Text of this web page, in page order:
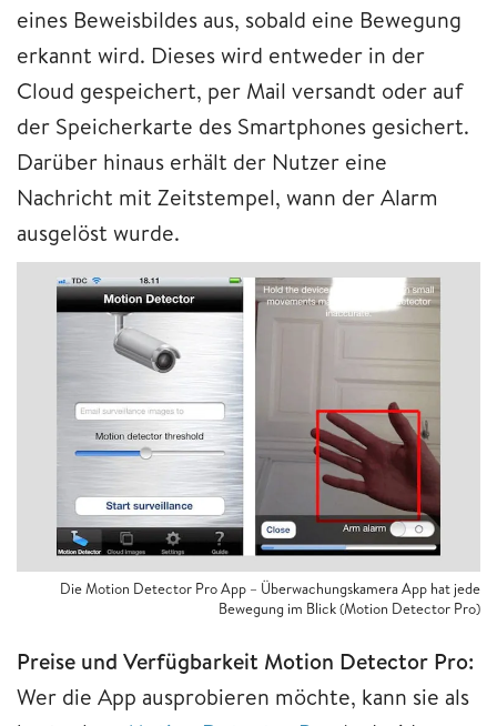
eines Beweisbildes aus, sobald eine Bewegung
erkannt wird. Dieses wird entweder in der
Cloud gespeichert, per Mail versandt oder auf
der Speicherkarte des Smartphones gesichert.
Darüber hinaus erhält der Nutzer eine
Nachricht mit Zeitstempel, wann der Alarm
ausgelöst wurde.
Die Motion Detector Pro App – Überwachungskamera App hat jede
Bewegung im Blick (Motion Detector Pro)
Preise und Verfügbarkeit Motion Detector Pro:
Wer die App ausprobieren möchte, kann sie als